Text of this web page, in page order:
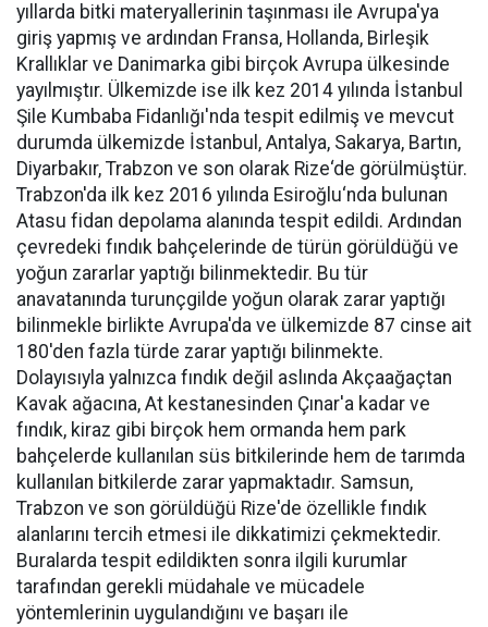
yıllarda bitki materyallerinin taşınması ile Avrupa'ya
giriş yapmış ve ardından Fransa, Hollanda, Birleşik
Krallıklar ve Danimarka gibi birçok Avrupa ülkesinde
yayılmıştır. Ülkemizde ise ilk kez 2014 yılında İstanbul
Şile Kumbaba Fidanlığı'nda tespit edilmiş ve mevcut
durumda ülkemizde İstanbul, Antalya, Sakarya, Bartın,
Diyarbakır, Trabzon ve son olarak Rize‘de görülmüştür.
Trabzon'da ilk kez 2016 yılında Esiroğlu‘nda bulunan
Atasu fidan depolama alanında tespit edildi. Ardından
çevredeki fındık bahçelerinde de türün görüldüğü ve
yoğun zararlar yaptığı bilinmektedir. Bu tür
anavatanında turunçgilde yoğun olarak zarar yaptığı
bilinmekle birlikte Avrupa'da ve ülkemizde 87 cinse ait
180'den fazla türde zarar yaptığı bilinmekte.
Dolayısıyla yalnızca fındık değil aslında Akçaağaçtan
Kavak ağacına, At kestanesinden Çınar'a kadar ve
fındık, kiraz gibi birçok hem ormanda hem park
bahçelerde kullanılan süs bitkilerinde hem de tarımda
kullanılan bitkilerde zarar yapmaktadır. Samsun,
Trabzon ve son görüldüğü Rize'de özellikle fındık
alanlarını tercih etmesi ile dikkatimizi çekmektedir.
Buralarda tespit edildikten sonra ilgili kurumlar
tarafından gerekli müdahale ve mücadele
yöntemlerinin uygulandığını ve başarı ile